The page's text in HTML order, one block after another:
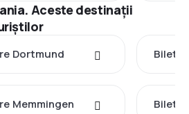
Aceste destinații
Dortmund Bilete
Memmingen Bilete